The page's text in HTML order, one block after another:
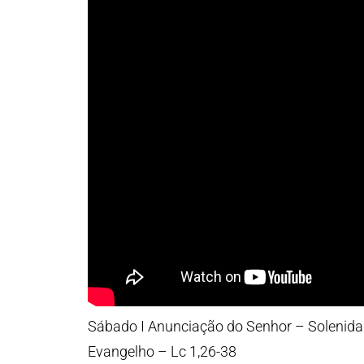
Sábado I Anunciação do Senhor –
Evangelho – Lc 1,26-38